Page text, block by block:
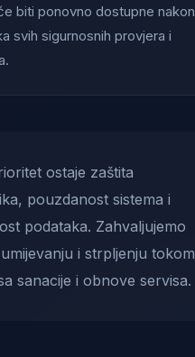
biti ponovno dostupne nakon
svih sigurnosnih provjera i
ostaje zaštita
pouzdanost sistema i
podataka. Zahvaljujemo
i strpljenju tokom
sanacije i obnove servisa.